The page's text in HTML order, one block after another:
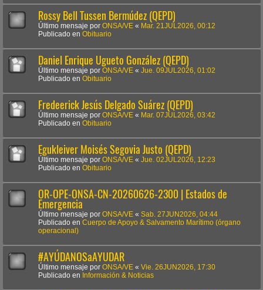
Rossy Bell Tussen Bermúdez (QEPD)
Último mensaje por ONSA/VE « Mar. 21JUL2026, 00:12
Publicado en Obituario
Daniel Enrique Ugueto González (QEPD)
Último mensaje por ONSA/VE « Jue. 09JUL2026, 01:02
Publicado en Obituario
Fredeerick Jesús Delgado Suárez (QEPD)
Último mensaje por ONSA/VE « Mar. 07JUL2026, 03:42
Publicado en Obituario
Egukleiver Moisés Segovia Justo (QEPD)
Último mensaje por ONSA/VE « Jue. 02JUL2026, 12:23
Publicado en Obituario
OR-OPE-ONSA-CN-20260626-2300 | Estados de
Emergencia
Último mensaje por ONSA/VE « Sab. 27JUN2026, 04:44
Publicado en Cuerpo de Apoyo & Salvamento Marítimo (órgano
operacional)
#AYÚDANOSaAYUDAR
Último mensaje por ONSA/VE « Vie. 26JUN2026, 17:30
Publicado en Información & Noticias